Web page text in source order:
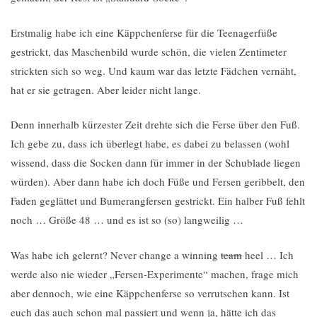
Erstmalig habe ich eine Käppchenferse für die Teenagerfüße
gestrickt, das Maschenbild wurde schön, die vielen Zentimeter
strickten sich so weg. Und kaum war das letzte Fädchen vernäht,
hat er sie getragen. Aber leider nicht lange.
Denn innerhalb kürzester Zeit drehte sich die Ferse über den Fuß.
Ich gebe zu, dass ich überlegt habe, es dabei zu belassen (wohl
wissend, dass die Socken dann für immer in der Schublade liegen
würden). Aber dann habe ich doch Füße und Fersen geribbelt, den
Faden geglättet und Bumerangfersen gestrickt. Ein halber Fuß fehlt
noch … Größe 48 … und es ist so (so) langweilig …
Was habe ich gelernt? Never change a winning team heel … Ich
werde also nie wieder „Fersen-Experimente“ machen, frage mich
aber dennoch, wie eine Käppchenferse so verrutschen kann. Ist
euch das auch schon mal passiert und wenn ja, hätte ich das